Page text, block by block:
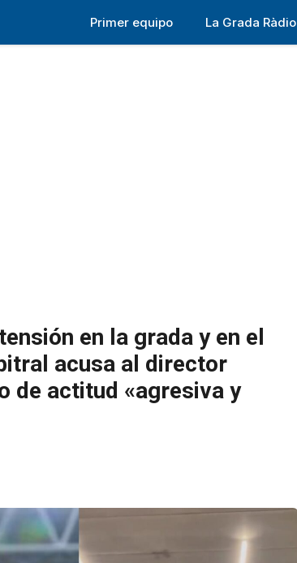
Primer equipo La Grada Ràdio
en la grada y en el
acusa al director
de actitud «agresiva y